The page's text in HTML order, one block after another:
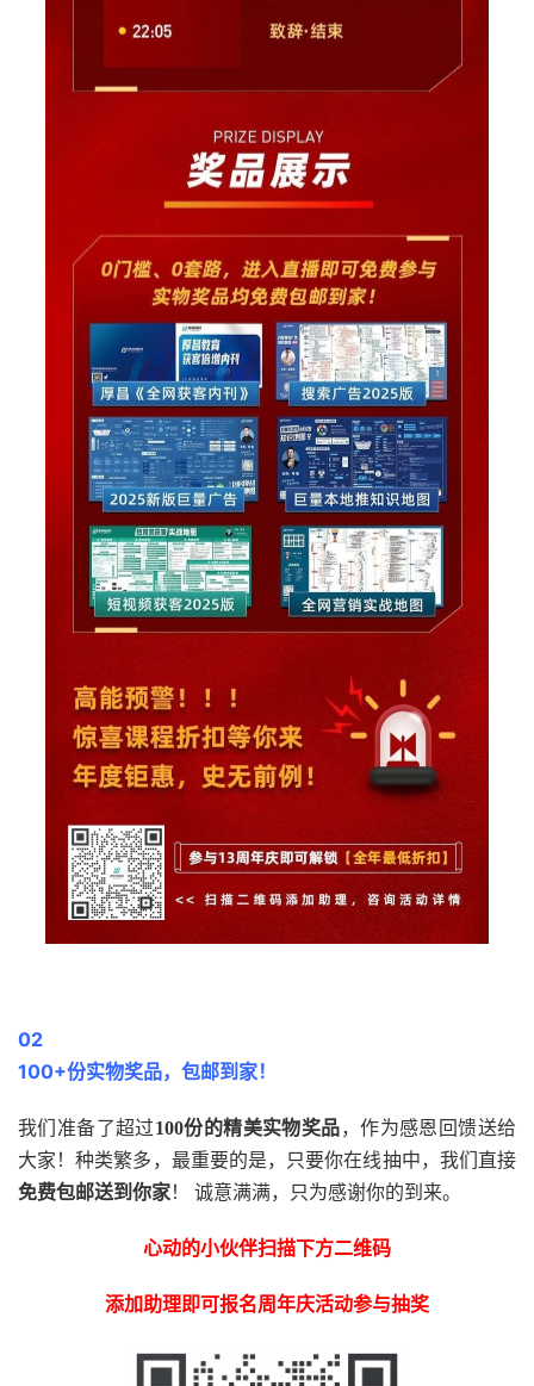
02
100+份实物奖品，包邮到家！
我们准备了超过100份的精美实物奖品，作为感恩回馈送给
大家！种类繁多，最重要的是，只要你在线抽中，我们直接
免费包邮送到你家！ 诚意满满，只为感谢你的到来。
心动的小伙伴扫描下方二维码
添加助理即可报名周年庆活动参与抽奖